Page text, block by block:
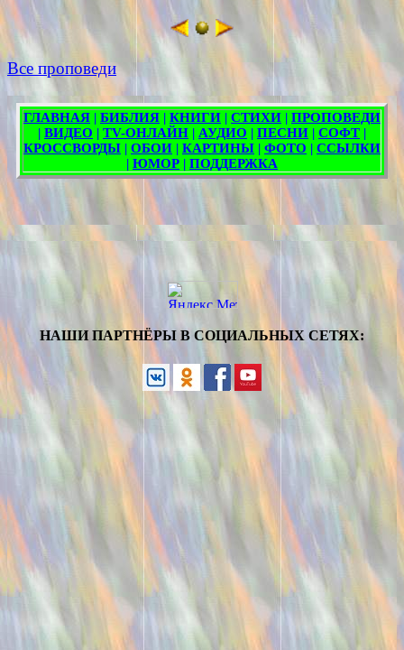
Все проповеди